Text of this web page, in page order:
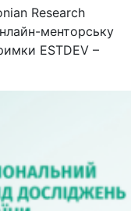
Research
менторську
ESTDEV –